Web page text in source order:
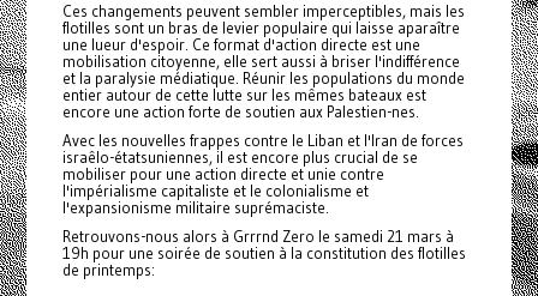
Ces changements peuvent sembler imperceptibles, mais les
flotilles sont un bras de levier populaire qui laisse aparaître
une lueur d'espoir. Ce format d'action directe est une
mobilisation citoyenne, elle sert aussi à briser l'indifférence
et la paralysie médiatique. Réunir les populations du monde
entier autour de cette lutte sur les mêmes bateaux est
encore une action forte de soutien aux Palestien-nes.
Avec les nouvelles frappes contre le Liban et l'Iran de forces
israêlo-étatsuniennes, il est encore plus crucial de se
mobiliser pour une action directe et unie contre
l'impérialisme capitaliste et le colonialisme et
l'expansionisme militaire suprémaciste.
Retrouvons-nous alors à Grrrnd Zero le samedi 21 mars à
19h pour une soirée de soutien à la constitution des flotilles
de printemps: